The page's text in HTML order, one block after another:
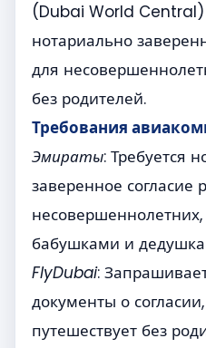
(Dubai World Central)
нотариально
для
без родителей.
Требования
Эмираты: Требуется
заверенное согласие
бабушками и
FlyDubai:
документы о
путешествует без